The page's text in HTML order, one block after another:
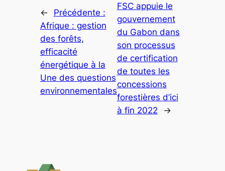
←
Précédente :
Afrique : gestion
des forêts,
efficacité
énergétique à la
Une des questions
environnementales
FSC appuie le
gouvernement
du Gabon dans
son processus
de certification
de toutes les
concessions
forestières d’ici
à fin 2022
→